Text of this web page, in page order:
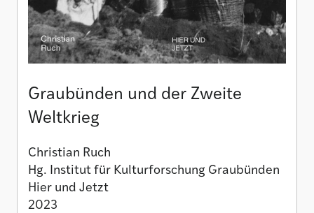
Graubünden und der Zweite
Weltkrieg
Christian Ruch
Hg. Institut für Kulturforschung Graubünden
Hier und Jetzt
2023